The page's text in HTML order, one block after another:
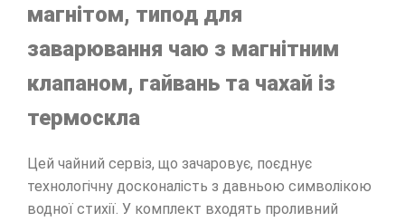
магнітом, типод для
заварювання чаю з магнітним
клапаном, гайвань та чахай із
термоскла
Цей чайний сервіз, що зачаровує, поєднує
технологічну досконалість з давньою символікою
водної стихії. У комплект входять проливний